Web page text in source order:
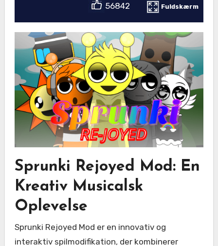
56842 Fuldskærm
Sprunki Rejoyed Mod: En
Kreativ Musicalsk
Oplevelse
Sprunki Rejoyed Mod er en innovativ og
interaktiv spilmodifikation, der kombinerer